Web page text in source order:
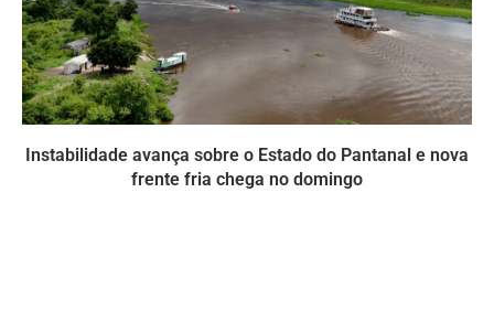
Instabilidade avança sobre o Estado do Pantanal e nova
frente fria chega no domingo